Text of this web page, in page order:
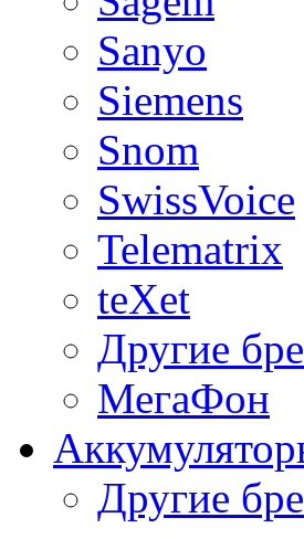
Sanyo
Siemens
Snom
SwissVoice
Telematrix
teXet
Другие
МегаФон
Другие